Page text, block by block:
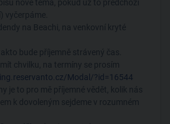
nové téma, pokud už to předchozí
vyčerpáme.
na Beachi, na venkovní kryté
bude příjemně strávený čas.
chvilku, na termíny se prosím
Modal/?id=16544
je to pro mě příjemné vědět, kolik nás
k dovoleným sejdeme v rozumném